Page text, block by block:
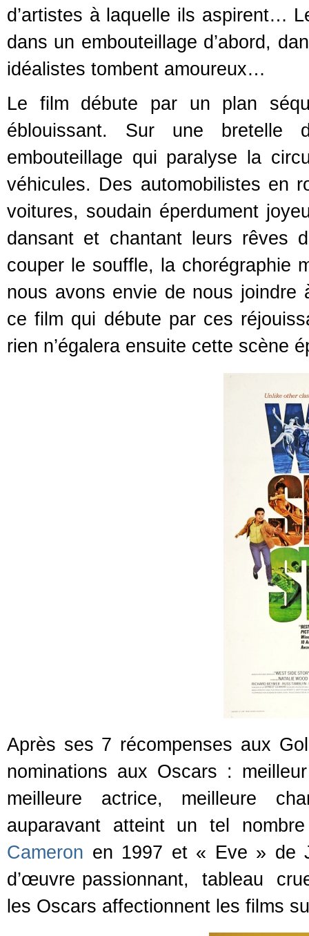
d’artistes à laquelle ils aspirent…
dans un embouteillage d’abord,
idéalistes tombent amoureux…
Le film débute par un plan
éblouissant. Sur une bretelle
embouteillage qui paralyse la
véhicules. Des automobilistes en
voitures, soudain éperdument
dansant et chantant leurs
couper le souffle, la chorégraphie
nous avons envie de nous joindre
ce film qui débute par ces
rien n’égalera ensuite cette scène
Après ses 7 récompenses aux
nominations aux Oscars :
meilleure actrice, meilleure
auparavant atteint un tel
Cameron en 1997 et « Eve » de
d’œuvre passionnant, tableau
les Oscars affectionnent les films